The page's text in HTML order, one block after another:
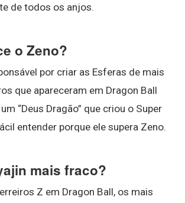
de todos os anjos.
o Zeno?
por criar as Esferas de mais
que apareceram em Dragon Ball
“Deus Dragão” que criou o Super
entender porque ele supera Zeno.
mais fraco?
Z em Dragon Ball, os mais